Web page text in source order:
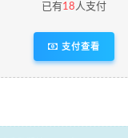
已有18人支付
支付查看